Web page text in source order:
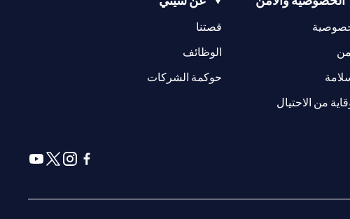
من الاحتيال
قصتنا
(opens in a new tab)
الوظائف
(opens in a new tab)
حوكمة الشركات
(opens in a new tab)